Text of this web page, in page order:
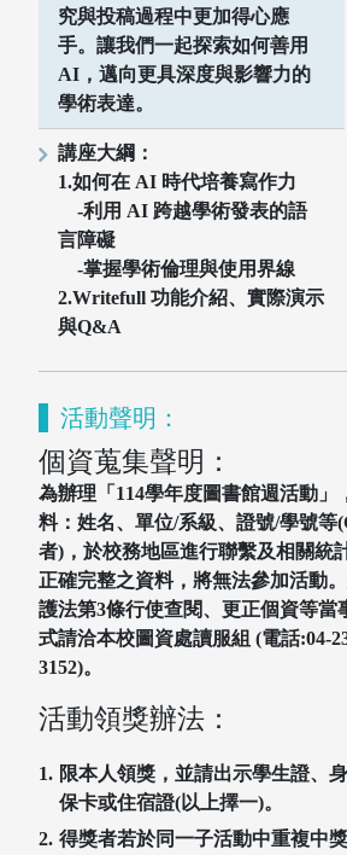
究與投稿過程中更加得心應
手。讓我們一起探索如何善用
AI，邁向更具深度與影響力的
學術表達。
講座大綱：
1.如何在 AI 時代培養寫作力
-利用 AI 跨越學術發表的語
言障礙
-掌握學術倫理與使用界線
2.Writefull 功能介紹、實際演示
與Q&A
活動聲明：
個資蒐集聲明：
為辦理「114學年度圖書館週活動」
料：姓名、單位/系級、證號/學號等
者)，於校務地區進行聯繫及相關統
正確完整之資料，將無法參加活動
護法第3條行使查閱、更正個資等當
式請洽本校圖資處讀服組 (電話:04-
3152)。
活動領獎辦法：
限本人領獎，並請出示學生證、
保卡或住宿證(以上擇一)。
得獎者若於同一子活動中重複中